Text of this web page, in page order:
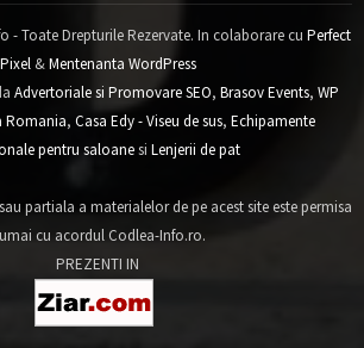
- Toate Drepturile Rezervate. In colaborare cu Perfect
Pixel&Mentenanta WordPress
Advertoriale si Promovare SEO, Brasov Events, WP
Romania, Casa Edy - Viseu de sus, Echipamente
pentru saloanesi Lenjerii de pat
partiala a materialelor de pe acest site este permisa
cu acordul Codlea-Info.ro.
PREZENTI IN